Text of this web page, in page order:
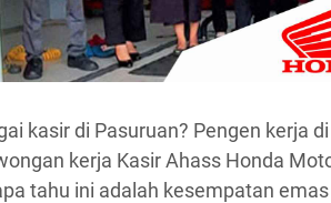
kasir di Pasuruan? Pengen kerja
kerja Kasir Ahass Honda
tahu ini adalah kesempatan